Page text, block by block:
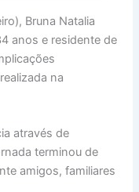
Bruna Natalia
anos e residente de
na
através de
terminou de
amigos, familiares